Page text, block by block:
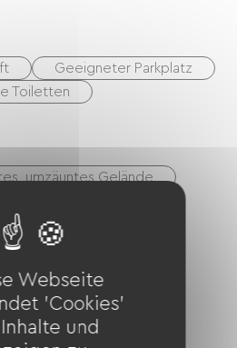
Geeigneter Parkplatz
Toiletten
umzäuntes Gelände
Webseite
'Cookies'
und